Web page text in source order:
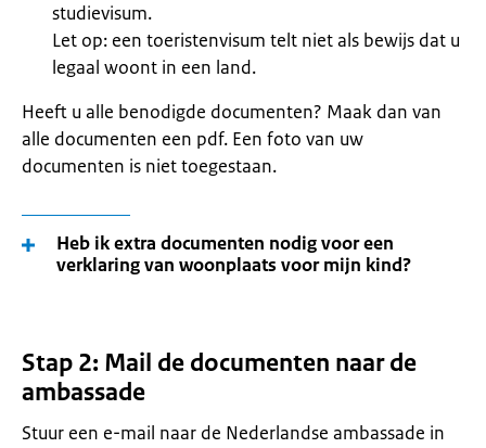
studievisum.
Let op: een toeristenvisum telt niet als bewijs dat u
legaal woont in een land.
Heeft u alle benodigde documenten? Maak dan van
alle documenten een pdf. Een foto van uw
documenten is niet toegestaan.
Heb ik extra documenten nodig voor een
verklaring van woonplaats voor mijn kind?
Stap 2: Mail de documenten naar de
ambassade
Stuur een e-mail naar de Nederlandse ambassade in